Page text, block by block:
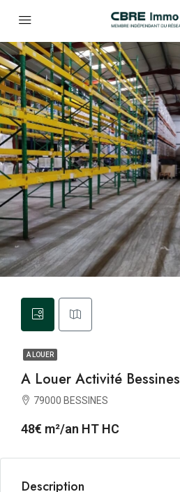
A LOUER
A Louer Activité Bessines
79000 BESSINES
48€ m²/an HT HC
Description